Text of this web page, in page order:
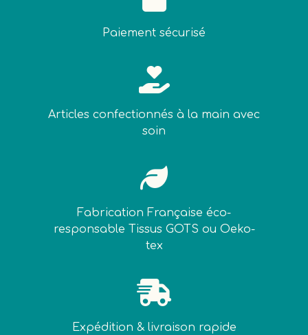
Paiement sécurisé

Articles confectionnés à la main avec
soin

Fabrication Française éco-
responsable Tissus GOTS ou Oeko-
tex

Expédition & livraison rapide